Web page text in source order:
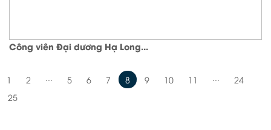
Công viên Đại dương Hạ Long...
1 2 ... 5 6 7 8 9 10 11 ...
24
25